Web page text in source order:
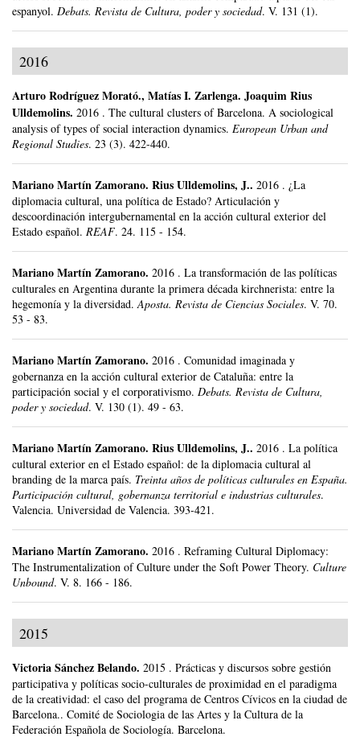
espanyol. Debats. Revista de Cultura, poder y sociedad. V. 131 (1).
2016
Arturo Rodríguez Morató., Matías I. Zarlenga. Joaquim Rius
Ulldemolins. 2016 . The cultural clusters of Barcelona. A sociological
analysis of types of social interaction dynamics. European Urban and
Regional Studies. 23 (3). 422-440.
Mariano Martín Zamorano. Rius Ulldemolins, J.. 2016 . ¿La
diplomacia cultural, una política de Estado? Articulación y
descoordinación intergubernamental en la acción cultural exterior del
Estado español. REAF. 24. 115 - 154.
Mariano Martín Zamorano. 2016 . La transformación de las políticas
culturales en Argentina durante la primera década kirchnerista: entre la
hegemonía y la diversidad. Aposta. Revista de Ciencias Sociales. V. 70.
53 - 83.
Mariano Martín Zamorano. 2016 . Comunidad imaginada y
gobernanza en la acción cultural exterior de Cataluña: entre la
participación social y el corporativismo. Debats. Revista de Cultura,
poder y sociedad. V. 130 (1). 49 - 63.
Mariano Martín Zamorano. Rius Ulldemolins, J.. 2016 . La política
cultural exterior en el Estado español: de la diplomacia cultural al
branding de la marca país. Treinta años de políticas culturales en España.
Participación cultural, gobernanza territorial e industrias culturales.
Valencia. Universidad de Valencia. 393-421.
Mariano Martín Zamorano. 2016 . Reframing Cultural Diplomacy:
The Instrumentalization of Culture under the Soft Power Theory. Culture
Unbound. V. 8. 166 - 186.
2015
Victoria Sánchez Belando. 2015 . Prácticas y discursos sobre gestión
participativa y políticas socio-culturales de proximidad en el paradigma
de la creatividad: el caso del programa de Centros Cívicos en la ciudad de
Barcelona.. Comité de Sociologia de las Artes y la Cultura de la
Federación Española de Sociología. Barcelona.